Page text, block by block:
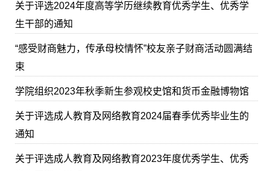
关于评选2024年度高等学历继续教育优秀学生、优秀学
生干部的通知
“感受财商魅力，传承母校情怀”校友亲子财商活动圆满结
束
学院组织2023年秋季新生参观校史馆和货币金融博物馆
关于评选成人教育及网络教育2024届春季优秀毕业生的
通知
关于评选成人教育及网络教育2023年度优秀学生、优秀